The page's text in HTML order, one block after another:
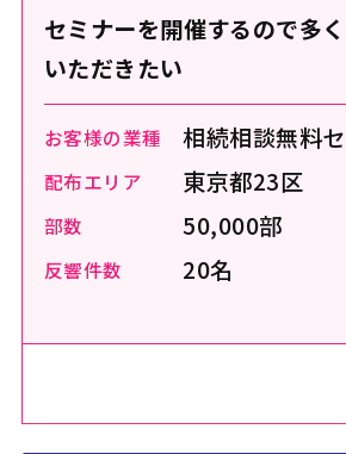
セミナーを開催するので多
いただきたい
お客様の業種 相続相談無料
配布エリア 東京都23区
部数 50,000部
反響件数 20名